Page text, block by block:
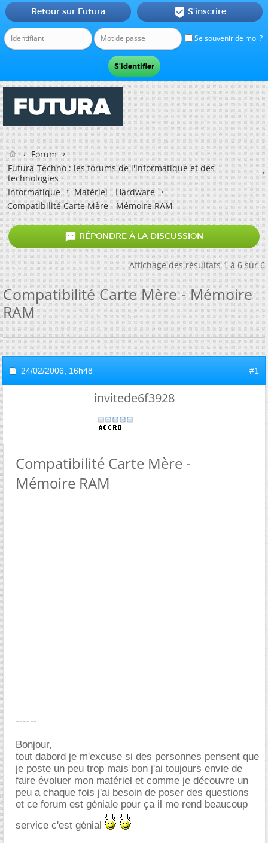
Se souvenir de moi ?
Retour sur Futura  S'inscrire
Forum
Futura-Techno : les forums de l'informatique et des
technologies
Informatique
Matériel - Hardware
Compatibilité Carte Mère - Mémoire RAM
 RÉPONDRE À LA DISCUSSION
Affichage des résultats 1 à 6 sur 6
Compatibilité Carte Mère - Mémoire
RAM
24/02/2006, 16h48 #1
invitede6f3928
Compatibilité Carte Mère -
Mémoire RAM
------
Bonjour,
tout dabord je m'excuse si des personnes pensent que
je poste un peu trop mais bon j'ai toujours envie de
faire évoluer mon matériel et comme je découvre un
peu a chaque fois j'ai besoin de poser des questions
et ce forum est géniale pour ça il me rend beaucoup
service c'est génial